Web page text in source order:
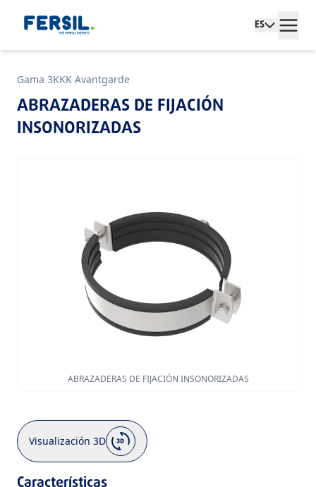
ES
Gama 3KKK Avantgarde
ABRAZADERAS DE FIJACIÓN
INSONORIZADAS
ABRAZADERAS DE FIJACIÓN INSONORIZADAS
Visualización 3D